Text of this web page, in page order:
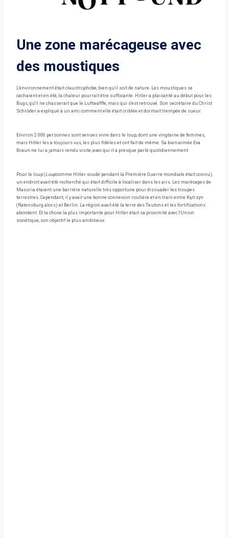
Une zone marécageuse avec
des moustiques
L'environnement était claustrophobe, bien qu'il soit de nature. Les moustiques se
cachaient et en été, la chaleur pourrait être suffocante. Hitler a plaisanté au début pour les
Bugs, qu'il ne chasserait que le Luftwafffe, mais qui s'est retrouvé. Son secrétaire du Christ
Schröder a expliqué à un ami comment elle était criblée et dormait trempée de sueur.
Environ 2 000 personnes sont venues vivre dans le loup, dont une vingtaine de femmes,
mais Hitler les a toujours vus, les plus fidèles et ont fait de même. Sa bien-aimée Eva
Braun ne lui a jamais rendu visite, avec qui il a presque parlé quotidiennement.
Pour le loup ( Loupcomme Hitler soudé pendant la Première Guerre mondiale était connu),
un endroit avait été recherché qui était difficile à localiser dans les airs. Les marécages de
Masuria étaient une barrière naturelle très opportune pour dissuader les troupes
terrestres. Cependant, il y avait une bonne connexion routière et en train entre Kętrzyn
(Ratensburg alors) et Berlin. La région avait été la terre des Teutons et les fortifications
abondent. Et la chose la plus importante pour Hitler était sa proximité avec l'Union
soviétique, son objectif le plus ambitieux.